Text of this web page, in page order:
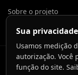
Sobre o projeto
2026
Sua
Usamos medição
autorização. Você
função do site.